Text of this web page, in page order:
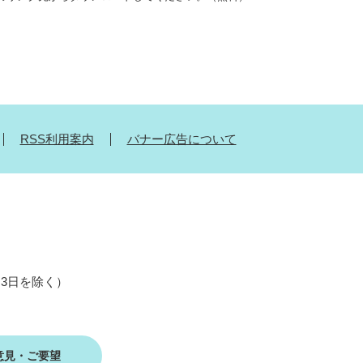
RSS利用案内 バナー広告について
を除く）
見・ご要望